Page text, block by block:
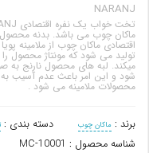
NARANJ
تولید می شود که مونتاژ محصول
میکند. لبه های محصول نارنج
شود و این امر باعث عدم آسیب به
محصولات ملامینه می شود .
برند : ماکان چوب دسته بندی :
شناسه محصول : MC-10001